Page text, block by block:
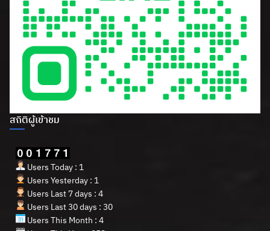
สถิติผู้เข้าชม
Users Today : 1
Users Yesterday : 1
Users Last 7 days : 4
Users Last 30 days : 30
Users This Month : 4